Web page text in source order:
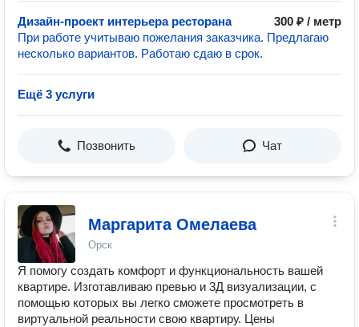
Дизайн-проект интерьера ресторана
300 ₽ / метр
При работе учитываю пожелания заказчика. Предлагаю
несколько вариантов. Работаю сдаю в срок.
Ещё 3 услуги
Позвонить Чат
Маргарита Омелаева
Орск
Я помогу создать комфорт и функциональность вашей
квартире. Изготавливаю превью и 3Д визуализации, с
помощью которых вы легко сможете просмотреть в
виртуальной реальности свою квартиру. Цены